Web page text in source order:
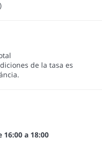
de la tasa es
16:00 a 18:00